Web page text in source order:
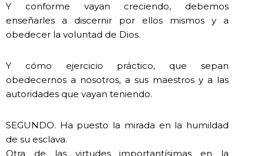
Y conforme vayan creciendo, debemos
enseñarles a discernir por ellos mismos y a
obedecer la voluntad de Dios.
Y cómo ejercicio práctico, que sepan
obedecernos a nosotros, a sus maestros y a las
autoridades que vayan teniendo.
SEGUNDO. Ha puesto la mirada en la humildad
de su esclava.
Otra de las virtudes importantísimas en la